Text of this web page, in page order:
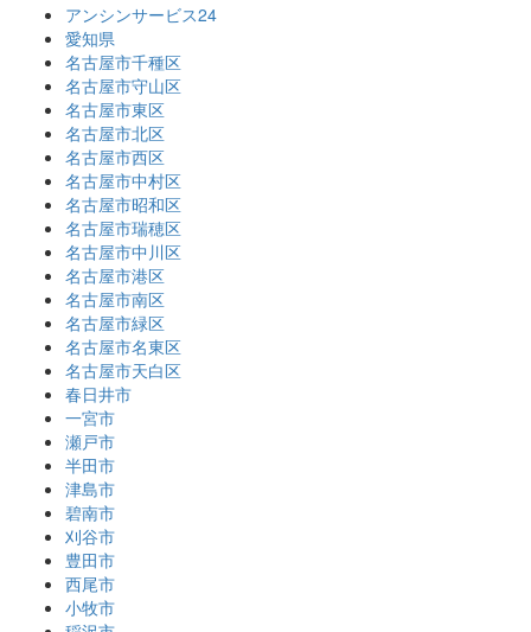
アンシンサービス24
愛知県
名古屋市千種区
名古屋市守山区
名古屋市東区
名古屋市北区
名古屋市西区
名古屋市中村区
名古屋市昭和区
名古屋市瑞穂区
名古屋市中川区
名古屋市港区
名古屋市南区
名古屋市緑区
名古屋市名東区
名古屋市天白区
春日井市
一宮市
瀬戸市
半田市
津島市
碧南市
刈谷市
豊田市
西尾市
小牧市